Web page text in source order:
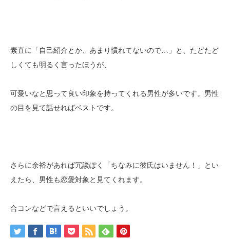
素直に「自己紹介とか、あまり慣れてないので…」と、たどたど
しくても明るく言ったほうが、
可愛いなと思って良い印象を持ってくれる男性が多いです。男性
の目を見て話せればベストです。
さらに余裕があれば冗談ぽく「ちなみに彼氏はいません！」とい
えたら、男性も恋愛対象と見てくれます。
合コンなどで言えるといいでしょう。